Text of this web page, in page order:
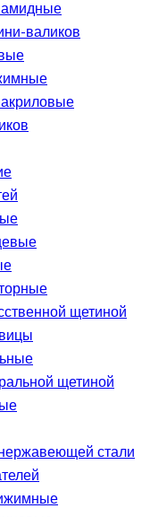
валиков
щетиной
щетиной
стали